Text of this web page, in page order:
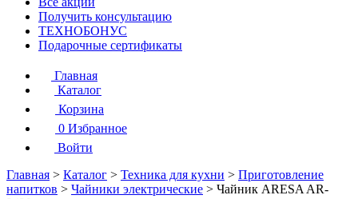
Получить консультацию
ТЕХНОБОНУС
Подарочные сертификаты
Главная
Каталог
Корзина
0 Избранное
Войти
Главная > Каталог > Техника для кухни > Приготовление
напитков > Чайники электрические > Чайник ARESA AR-